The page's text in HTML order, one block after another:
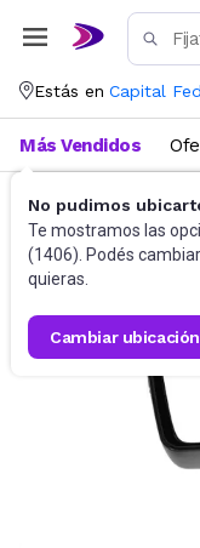
Estás en Capital
No pudimos
Te mostramos las
(1406). Podés
quieras.
cambiar ubicación
Más Vendidos
Accesorios para